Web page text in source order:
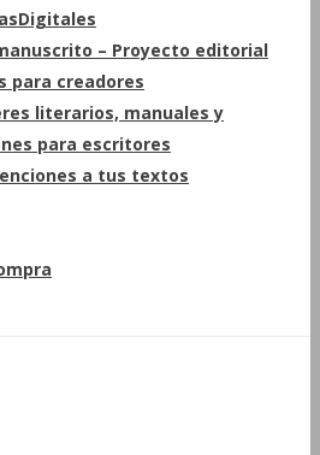
– Proyecto editorial
para creadores
literarios, manuales y
para escritores
a tus textos